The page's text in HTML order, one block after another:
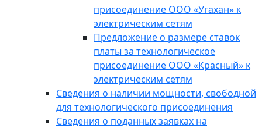
присоединение ООО «Угахан» к
электрическим сетям
Предложение о размере ставок
платы за технологическое
присоединение ООО «Красный» к
электрическим сетям
Сведения о наличии мощности, свободной
для технологического присоединения
Сведения о поданных заявках на